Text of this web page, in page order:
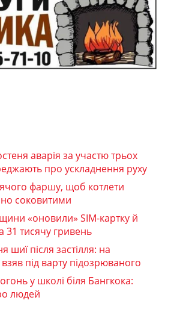
аварія за участю трьох
про ускладнення руху
фаршу, щоб котлети
соковитими
«оновили» SIM-картку й
31 тисячу гривень
після застілля: на
під варту підозрюваного
у школі біля Бангкока:
людей